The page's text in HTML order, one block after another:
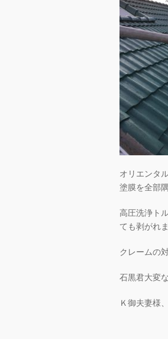
オリエンタ
塗膜を全部
高圧洗浄ト
ても剥がれま
クレームの
石黒君大変
Ｋ御夫妻様